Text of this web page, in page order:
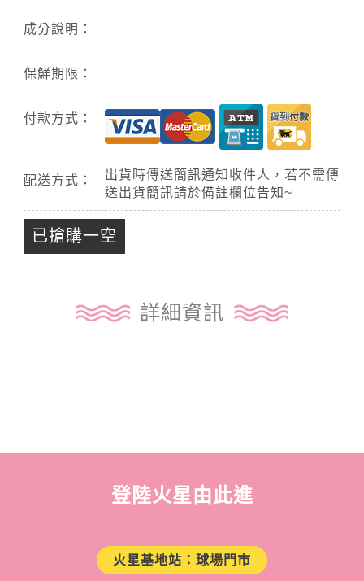
成分說明：
保鮮期限：
付款方式：
配送方式：
出貨時傳送簡訊通知收件人，若不需傳
送出貨簡訊請於備註欄位告知~
已搶購一空
詳細資訊
登陸火星由此進
火星基地站：球場門市